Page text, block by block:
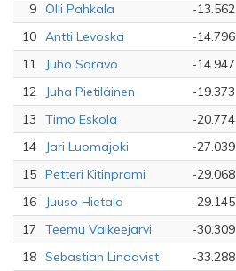
9
Olli Pahkala -13.562
10 Antti Levoska -14.796
11
Juho Saravo -14.947
12
Juha Pietiläinen -19.373
13
Timo Eskola -20.774
14
Jari Luomajoki -27.039
15 Petteri Kitinprami -29.068
16
Juuso Hietala -29.145
17
Teemu Valkeejarvi -30.309
18 Sebastian Lindqvist -33.288